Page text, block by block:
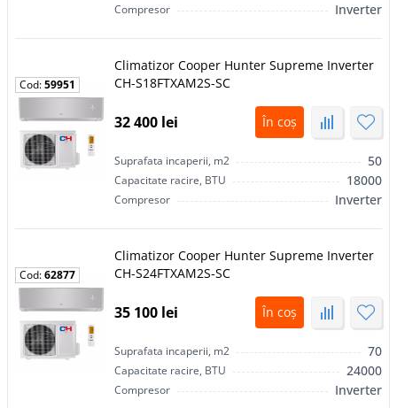
Compresor Inverter
Cod:59951
Climatizor Сooper Hunter Supreme Inverter
CH-S18FTXAM2S-SC
32 400 lei În coș
Suprafata incaperii, m2 50
Capacitate racire, BTU 18000
Compresor Inverter
Cod:62877
Climatizor Сooper Hunter Supreme Inverter
CH-S24FTXAM2S-SC
35 100 lei În coș
Suprafata incaperii, m2 70
Capacitate racire, BTU 24000
Compresor Inverter